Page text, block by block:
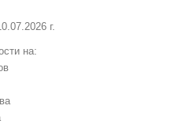
г.
на: